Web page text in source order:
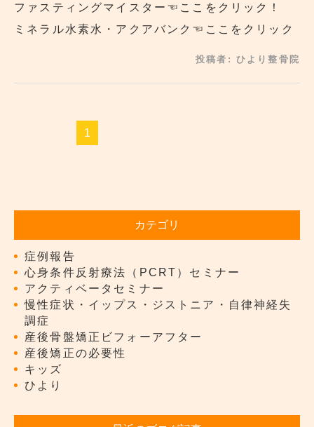
ファスティングマイスター ☜ここをクリック！
ミネラル水素水・アクアバンク ☜ここをクリック
投稿者: ひより整骨院
1
カテゴリ
症例報告
心身条件反射療法（PCRT）セミナー
アクティベータセミナー
慢性症状・イップス・ジストニア・自律神経失
調症
産後骨盤矯正ビフォーアフター
産後矯正の必要性
キッズ
ひより